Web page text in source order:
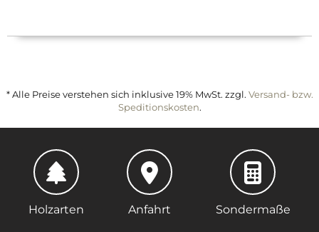
* Alle Preise verstehen sich inklusive 19% MwSt. zzgl. Versand- bzw.
Speditionskosten.
Holzarten Anfahrt Sondermaße